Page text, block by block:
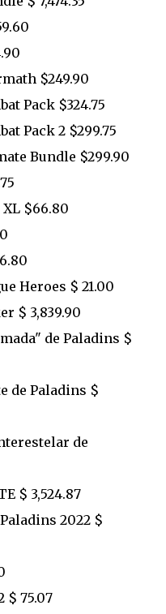
$249.90
Pack $324.75
Pack 2 $299.75
Bundle $299.90
$66.80
Heroes $ 21.00
$ 3,839.90
de Paladins $
de Paladins $
de
$ 3,524.87
2022 $
$ 75.07